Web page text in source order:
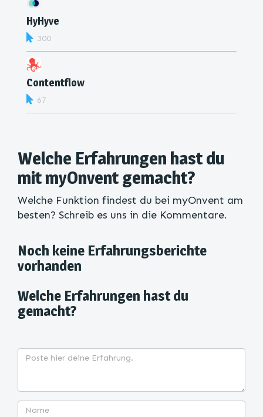
HyHyve
300
Contentflow
67
Welche Erfahrungen hast du
mit myOnvent gemacht?
Welche Funktion findest du bei myOnvent am
besten? Schreib es uns in die Kommentare.
Noch keine Erfahrungsberichte
vorhanden
Welche Erfahrungen hast du
gemacht?